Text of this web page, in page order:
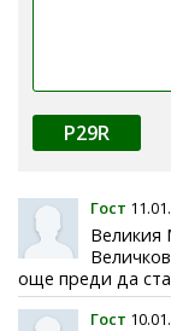
P29R
Гост
Великия
още преди да
Гост